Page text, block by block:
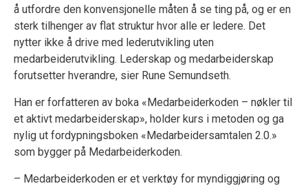
å utfordre den konvensjonelle måten å se ting på, og er en
sterk tilhenger av flat struktur hvor alle er ledere. Det
nytter ikke å drive med lederutvikling uten
medarbeiderutvikling. Lederskap og medarbeiderskap
forutsetter hverandre, sier Rune Semundseth.
Han er forfatteren av boka «Medarbeiderkoden – nøkler til
et aktivt medarbeiderskap», holder kurs i metoden og ga
nylig ut fordypningsboken «Medarbeidersamtalen 2.0.»
som bygger på Medarbeiderkoden.
– Medarbeiderkoden er et verktøy for myndiggjøring og